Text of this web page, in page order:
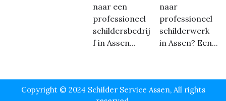
naar een
professioneel
schildersbedrij
f in Assen...
naar
professioneel
schilderwerk
in Assen? Een...
Copyright © 2024 Schilder Service Assen, All rights